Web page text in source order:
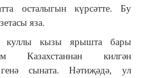
осталыгын күрсәтте. Бу
яза.
куллы кызы ярышта бары
Казахстаннан килгән
сыната. Нәтиҗәдә, ул